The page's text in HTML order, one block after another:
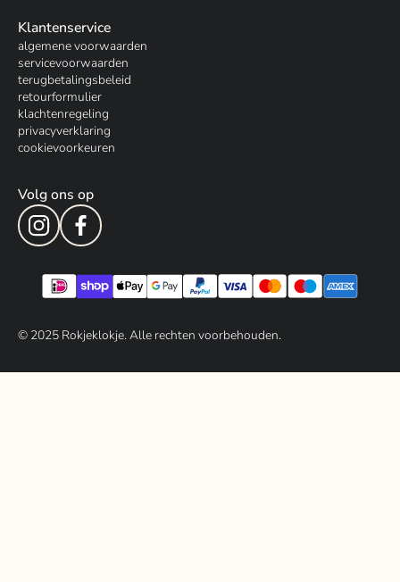
Klantenservice
algemene voorwaarden
servicevoorwaarden
terugbetalingsbeleid
retourformulier
klachtenregeling
privacyverklaring
cookievoorkeuren
Volg ons op
© 2025Rokjeklokje. Alle rechten voorbehouden.